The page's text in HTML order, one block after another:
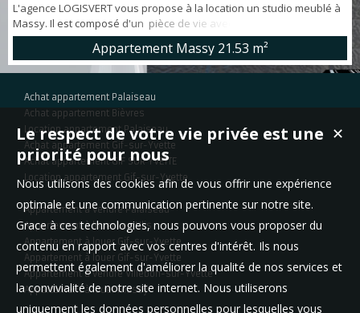
L'agence LOGISVERT vous propose à la location un studio meublé à
Massy. Il est composé d'un pièce de vie avec cuisine et d'une salle
d'eau avec WC. Me contacter au 07 64 36 72 49
Appartement Massy 21.53 m²
Achat appartement Palaiseau
Achat appartement Bièvres
Location appartement Palaiseau
Achat appartement Gif-sur-Yvette
Achat appartement GIF SUR YVETTE
Location appartement Gif-sur-Yvette
Appartement à vendre Palaiseau
Appartement à louer Les Ulis
Appartement à louer Gif-sur-Yvette
Appartement à louer Gif-sur-Yvette
Appartement à vendre Villebon-sur-Yvette
Appartement à louer Massy
✕
Le respect de votre vie privée est une
priorité pour nous
Nous utilisons des cookies afin de vous offrir une expérience
optimale et une communication pertinente sur notre site.
Grace à ces technologies, nous pouvons vous proposer du
contenu en rapport avec vos centres d'intérêt. Ils nous
permettent également d'améliorer la qualité de nos services et
la convivialité de notre site internet. Nous utiliserons
uniquement les données personnelles pour lesquelles vous